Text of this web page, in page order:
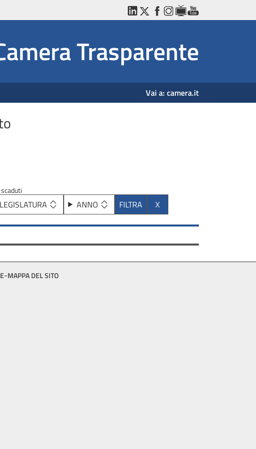
LinkedInTwitterFacebookInstagram
WebTVYouTube
Trasparente
Vai a: camera.it
LEGISLATURA
ANNO
MAPPA DEL SITO